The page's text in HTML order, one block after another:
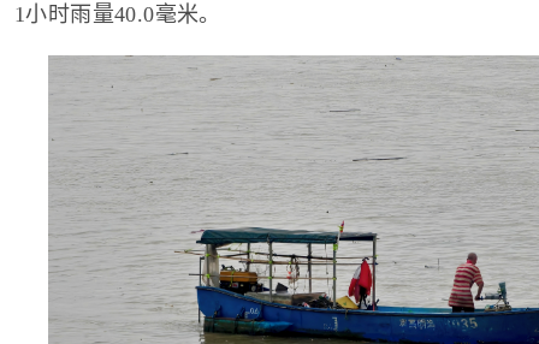
1小时雨量40.0毫米。